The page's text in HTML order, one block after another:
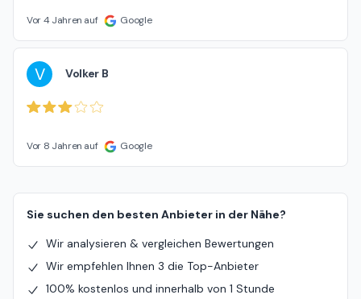
Vor 4 Jahren auf Google
V Volker B
Vor 8 Jahren auf Google
Sie suchen den besten Anbieter in der Nähe?
Wir analysieren & vergleichen Bewertungen
Wir empfehlen Ihnen 3 die Top-Anbieter
100% kostenlos und innerhalb von 1 Stunde